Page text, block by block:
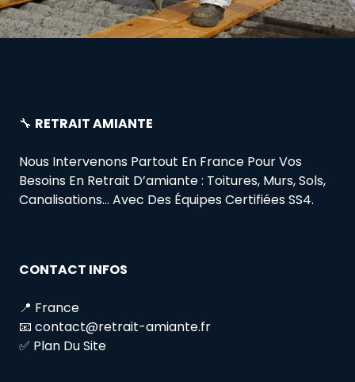
🔧 RETRAIT AMIANTE
Nous Intervenons Partout En France Pour Vos
Besoins En Retrait D’amiante : Toitures, Murs, Sols,
Canalisations… Avec Des Équipes Certifiées SS4.
CONTACT INFOS
📍 France
📧 contact@retrait-amiante.fr
✅ Plan Du Site